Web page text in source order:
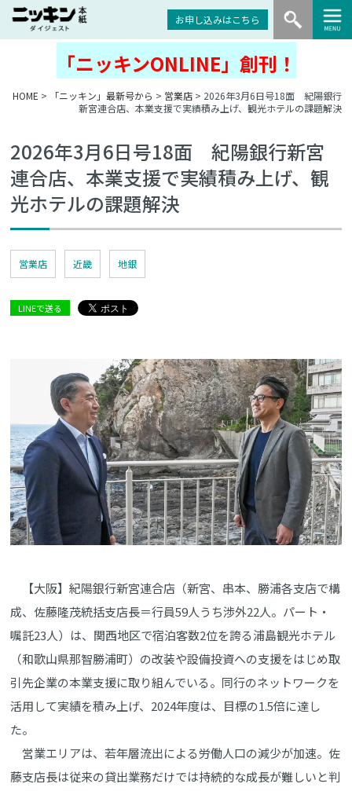
お申し込みはこちら
「ニッキンONLINE」創刊！
HOME > 「ニッキン」最新号から > 営業店> 2026年3月6日号18面 紀陽銀行
新宮連合店、本業支援で実績積み上げ、観光ホテルの課題解決
2026年3月6日号18面 紀陽銀行新宮
連合店、本業支援で実績積み上げ、観
光ホテルの課題解決
営業店 近畿 地銀
LINEで送る
【大阪】紀陽銀行新宮連合店（新宮、串本、勝浦各支店で構
成、佐藤隆茂統括支店長＝行員59人うち渉外22人。パート・
嘱託23人）は、関西地区で宿泊客数2位を誇る浦島観光ホテル
（和歌山県那智勝浦町）の改装や設備投資への支援をはじめ取
引先企業の本業支援に取り組んでいる。同行のネットワークを
活用して実績を積み上げ、2024年度は、目標の1.5倍に達し
た。
営業エリアは、若年層流出による労働人口の減少が加速。佐
藤支店長は従来の貸出業務だけでは持続的な成長が難しいと判